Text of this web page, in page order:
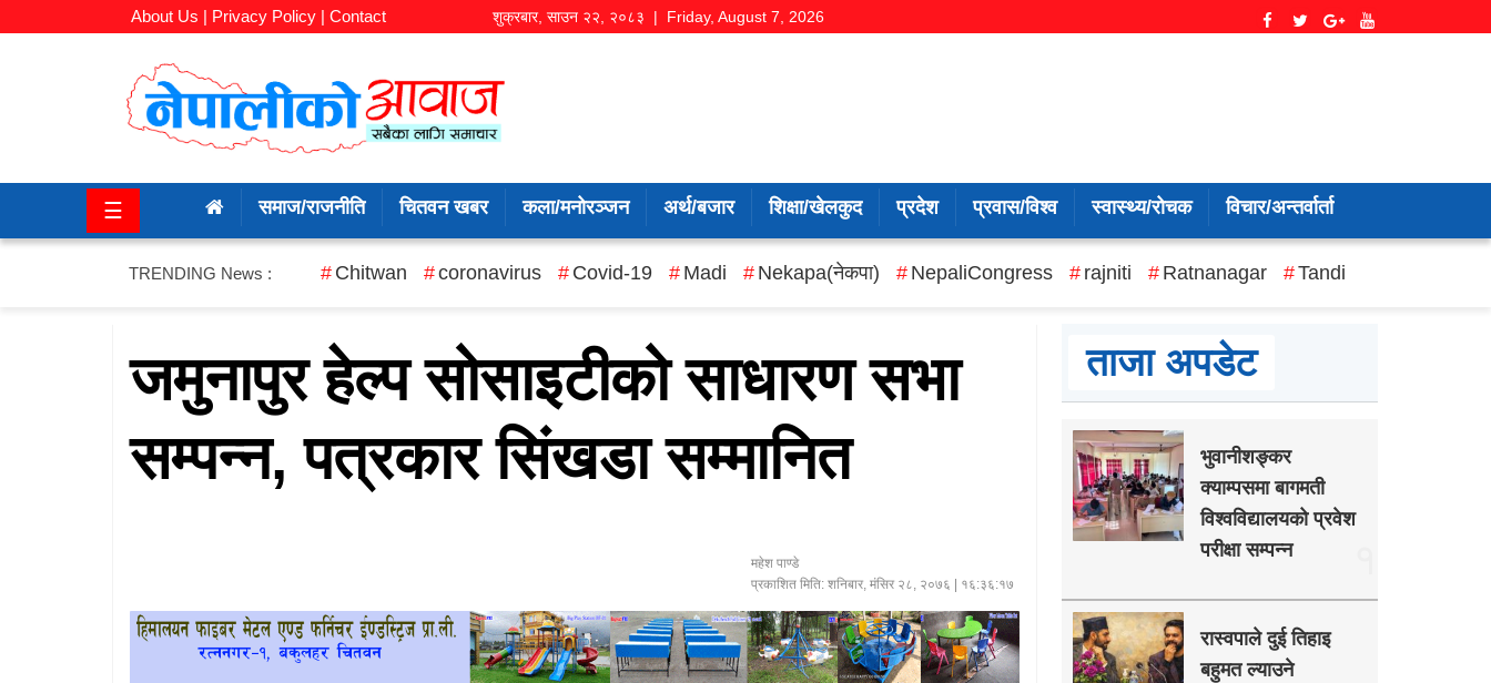
About Us | Privacy Policy | Contact शुक्रबार, साउन २२, २०८३ | Friday, August 7, 2026
राजनीति
☰ समाज/राजनीति चितवन खबर कला/मनोरञ्जन अर्थ/बजार शिक्षा/खेलकुद प्रदेश प्रवास/विश्व स्वास्थ्य/रोचक विचार/अन्तर्वार्ता
TRENDING News : Chitwan coronavirus Covid-19 Madi Nekapa(नेकपा) NepaliCongress rajniti Ratnanagar Tandi
जमुनापुर हेल्प सोसाइटीको साधारण सभा
सम्पन्न, पत्रकार सिंखडा सम्मानित
महेश पाण्डे
प्रकाशित मिति:शनिबार, मंसिर २८, २०७६ | १६:३६:१७
ताजा अपडेट
भुवानीशङ्कर
क्याम्पसमा बागमती
विश्वविद्यालयको प्रवेश
परीक्षा सम्पन्न
रास्वपाले दुई तिहाइ
बहुमत ल्याउने